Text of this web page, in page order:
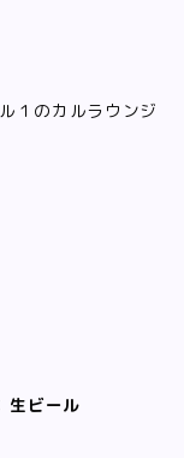
１のカルラウンジ
生ビール